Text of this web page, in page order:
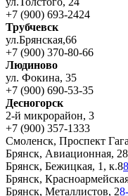
+7 (900) 693-2424
Трубчевск
ул.Брянская,66
+7 (900) 370-80-66
Людиново
ул. Фокина, 35
+7 (900) 690-53-35
Десногорск
2-й микрорайон, 3
+7 (900) 357-1333
Смоленск, Проспект
Брянск, Авиационная, 28
Брянск, Бежицкая, 1, к.8
Брянск,
Брянск, Металлистов, 2